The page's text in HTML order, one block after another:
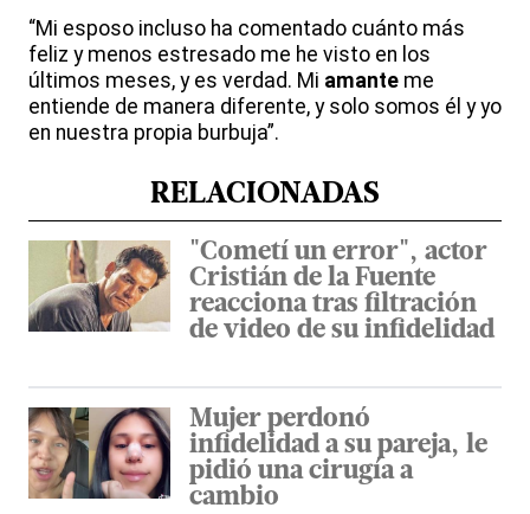
“Mi esposo incluso ha comentado cuánto más
feliz y menos estresado me he visto en los
últimos meses, y es verdad. Mi amante me
entiende de manera diferente, y solo somos él y yo
en nuestra propia burbuja”.
RELACIONADAS
"Cometí un error", actor
Cristián de la Fuente
reacciona tras filtración
de video de su infidelidad
Mujer perdonó
infidelidad a su pareja, le
pidió una cirugía a
cambio